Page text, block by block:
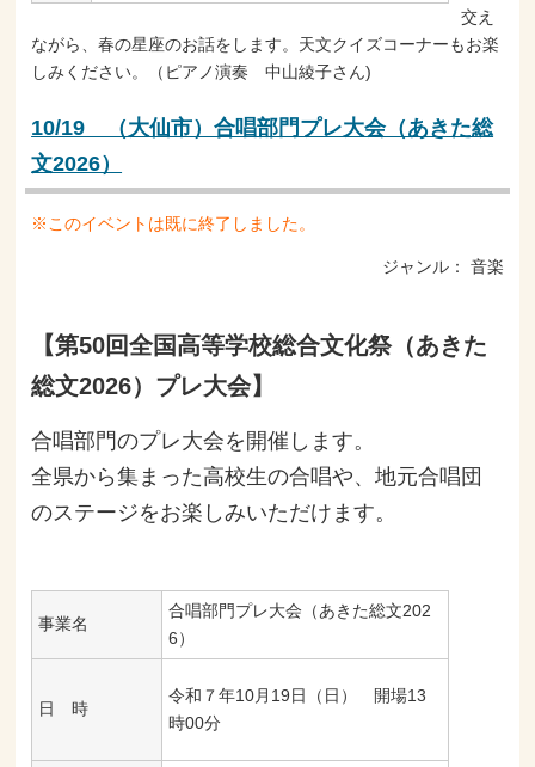
交え
ながら、春の星座のお話をします。天文クイズコーナーもお楽
しみください。（ピアノ演奏 中山綾子さん)
10/19 （大仙市）合唱部門プレ大会（あきた総
文2026）
※このイベントは既に終了しました。
ジャンル： 音楽
【第50回全国高等学校総合文化祭（あきた
総文2026）プレ大会】
合唱部門のプレ大会を開催します。
全県から集まった高校生の合唱や、地元合唱団
のステージをお楽しみいただけます。
事業名
合唱部門プレ大会（あきた総文202
6）
日 時
令和７年10月19日（日） 開場13
時00分